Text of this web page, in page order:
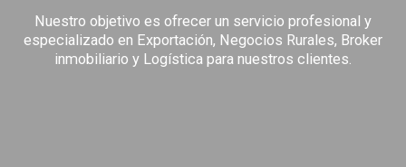
Nuestro objetivo es ofrecer un servicio profesional y
especializado en Exportación, Negocios Rurales, Broker
inmobiliario y Logística para nuestros clientes.